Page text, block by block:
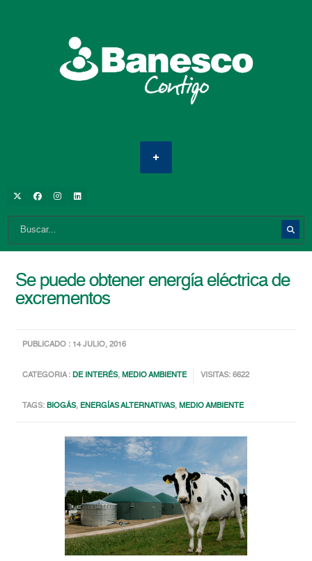
Se puede obtener energía eléctrica de
excrementos
PUBLICADO : 14 JULIO, 2016
CATEGORIA :DE INTERÉS,MEDIO AMBIENTE VISITAS: 6622
TAGS:BIOGÁS, ENERGÍAS ALTERNATIVAS,MEDIO AMBIENTE